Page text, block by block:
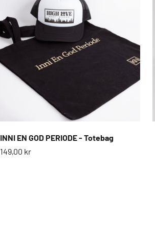
INNI EN GOD PERIODE - Totebag
Salgspris
149,00 kr